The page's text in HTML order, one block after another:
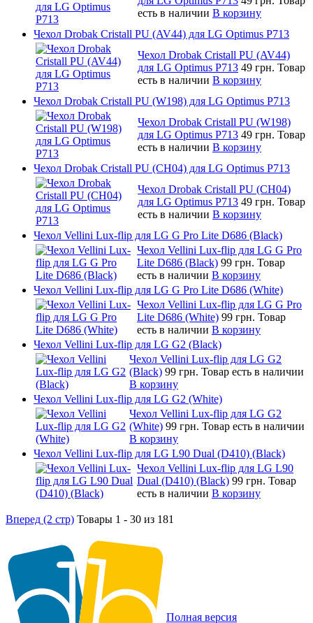
есть в наличии В корзину
Чехол Drobak Cristall PU (AV44) для LG Optimus P713
Чехол Drobak Cristall PU (AV44)
для LG Optimus P713 49 грн. Товар
есть в наличии В корзину
Чехол Drobak Cristall PU (W198) для LG Optimus P713
Чехол Drobak Cristall PU (W198)
для LG Optimus P713 49 грн. Товар
есть в наличии В корзину
Чехол Drobak Cristall PU (CH04) для LG Optimus P713
Чехол Drobak Cristall PU (CH04)
для LG Optimus P713 49 грн. Товар
есть в наличии В корзину
Чехол Vellini Lux-flip для LG G Pro Lite D686 (Black)
Чехол Vellini Lux-flip для LG G Pro
Lite D686 (Black) 99 грн. Товар
есть в наличии В корзину
Чехол Vellini Lux-flip для LG G Pro Lite D686 (White)
Чехол Vellini Lux-flip для LG G Pro
Lite D686 (White) 99 грн. Товар
есть в наличии В корзину
Чехол Vellini Lux-flip для LG G2 (Black)
Чехол Vellini Lux-flip для LG G2
(Black) 99 грн. Товар есть в наличии
В корзину
Чехол Vellini Lux-flip для LG G2 (White)
Чехол Vellini Lux-flip для LG G2
(White) 99 грн. Товар есть в наличии
В корзину
Чехол Vellini Lux-flip для LG L90 Dual (D410) (Black)
Чехол Vellini Lux-flip для LG L90
Dual (D410) (Black) 99 грн. Товар
есть в наличии В корзину
Вперед (2 стр) Товары 1 - 30 из 181
Полная версия